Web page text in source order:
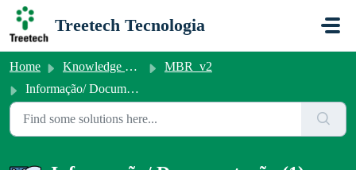
Skip to main content
Treetech Tecnologia
Home Knowledge base
MBR_v2
Informação/ Documentação